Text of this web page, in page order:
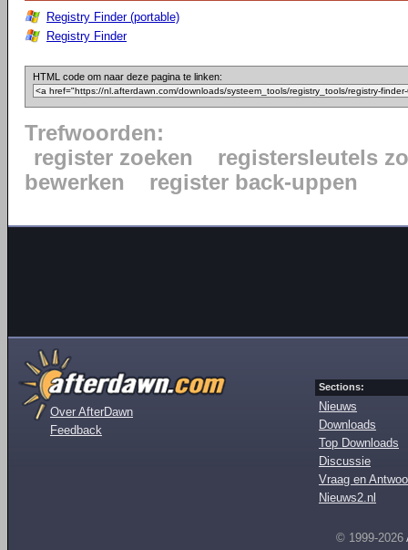
Registry Finder (portable)
Registry Finder
HTML code om naar deze pagina te linken:
Trefwoorden:
register zoeken
registersleutels
bewerken
register back-uppen
Over AfterDawn
Feedback
Sections:
Nieuws
Downloads
Top Downloads
Discussie
Vraag en
Nieuws2.nl
© 1999-2026